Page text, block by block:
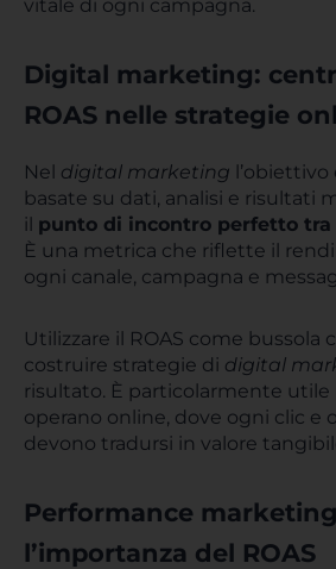
vitale di ogni campagna.
Digital marketing:
ROAS nelle strategie
Nel digital marketing
basate su dati, analisi e risultati
il punto di incontro perfetto tra
È una metrica che riflette il
ogni canale, campagna e
Utilizzare il ROAS come bussola
costruire strategie di digital
risultato. È particolarmente utile
operano online, dove ogni clic e
devono tradursi in valore
Performance
l’importanza del ROAS